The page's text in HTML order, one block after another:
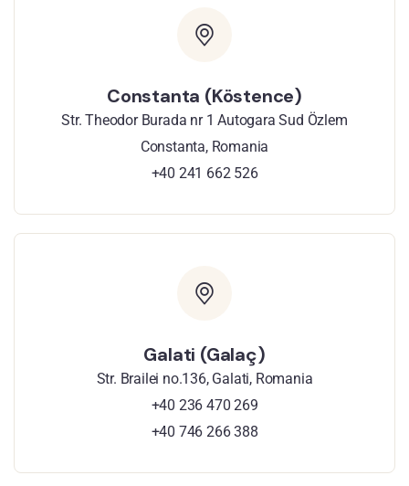
Constanta (Köstence)
Str. Theodor Burada nr 1 Autogara Sud Özlem
Constanta, Romania
+40 241 662 526
Galati (Galaç)
Str. Brailei no.136, Galati, Romania
+40 236 470 269
+40 746 266 388